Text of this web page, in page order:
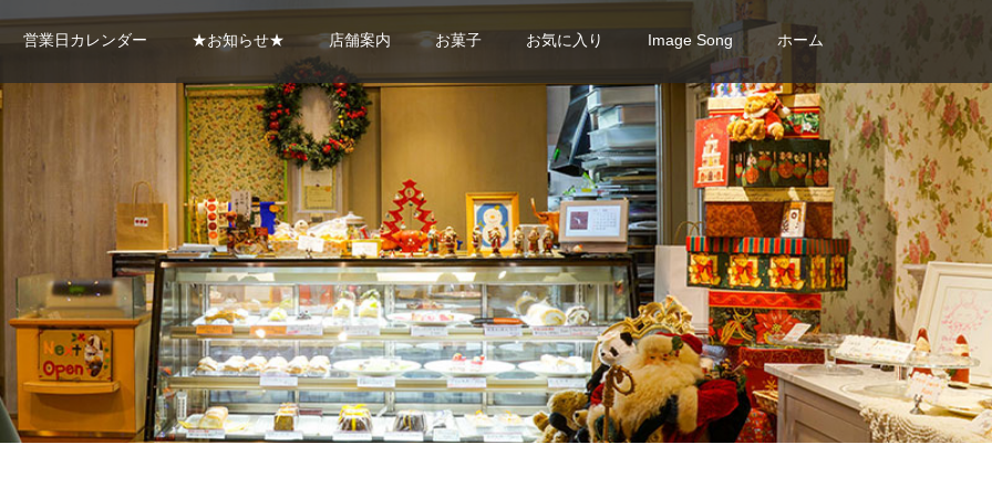
営業日カレンダー ★お知らせ★ 店舗案内 お菓子 お気に入り Image Song ホーム